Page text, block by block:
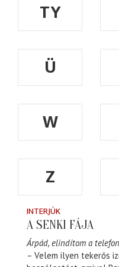
TY
Ü
W
Z
INTERJÚK
A SENKI FÁJA
Árpád, elindítom a
– Velem ilyen tekerős